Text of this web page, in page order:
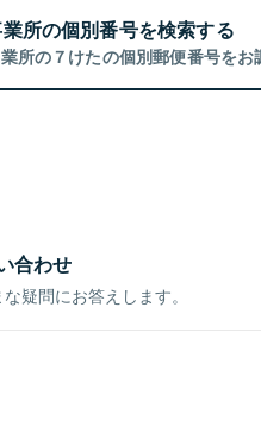
所の個別番号を検索する
所の７けたの個別郵便番号をお
合わせ
疑問にお答えします。